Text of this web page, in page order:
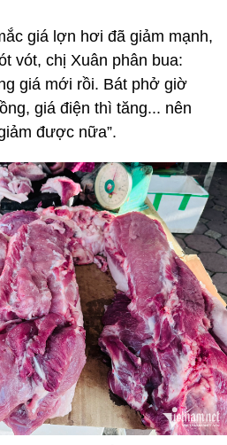
giá lợn hơi đã giảm mạnh,
vót, chị Xuân phân bua:
giá mới rồi. Bát phở giờ
giá điện thì tăng... nên
được nữa”.